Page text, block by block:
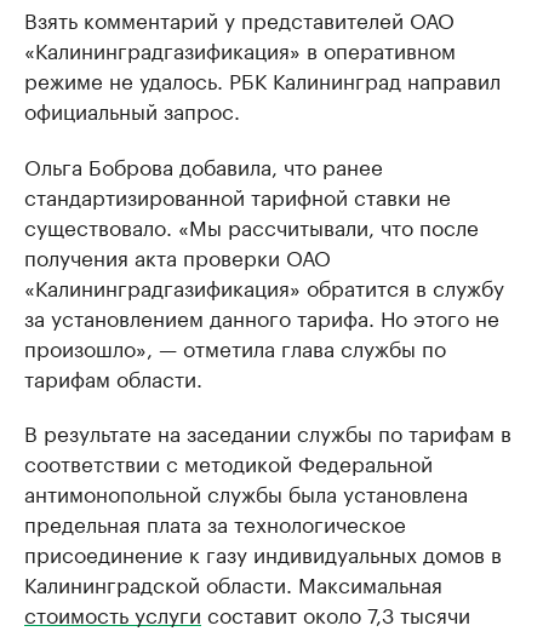
Взять комментарий у представителей ОАО
«Калининградгазификация» в оперативном
режиме не удалось. РБК Калининград направил
официальный запрос.
Ольга Боброва добавила, что ранее
стандартизированной тарифной ставки не
существовало. «Мы рассчитывали, что после
получения акта проверки ОАО
«Калининградгазификация» обратится в службу
за установлением данного тарифа. Но этого не
произошло», — отметила глава службы по
тарифам области.
В результате на заседании службы по тарифам в
соответствии с методикой Федеральной
антимонопольной службы была установлена
предельная плата за технологическое
присоединение к газу индивидуальных домов в
Калининградской области. Максимальная
стоимость услуги составит около 7,3 тысячи